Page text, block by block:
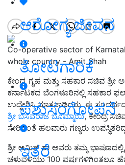
ಆರೋಗ್ಯ ಜೀವನ
ತೋಟಗಾರಿಕೆ
ಪಶುಸಂಗೋಪನೆ
ಇತರೆ
Co-operative sector of
whole country - Amit Shah
ಕೇಂದ್ರ ಗೃಹ ಮತ್ತು ಸಹಕಾರ ಸಚಿವ
ಕರ್ನಾಟಕದ ಬೆಂಗಳೂರಿನಲ್ಲಿ ಸಹಕಾರ
ಉದ್ದೇಶಿಸಿ ಮಾತನಾಡಿದರು. ಈ
ಶ್ರೀ ಬಸವರಾಜ ಬೊಮ್ಮಾಯಿ, ಕೇಂದ್ರ
ಸೇರಿದಂತೆ ಹಲವಾರು ಗಣ್ಯರು
ಶ್ರೀ ಅಮಿತ್ ಶಾ ಅವರು ತಮ್ಮ
ಚಳುವಳಿಯು 100 ವರ್ಷಗಳಿಗಿಂತಲೂ